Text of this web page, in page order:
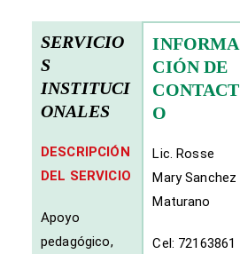
SERVICIO
S
INSTITUCI
ONALES
DESCRIPCIÓN
DEL SERVICIO
Apoyo
pedagógico,
INFORMA
CIÓN DE
CONTACT
O
Lic. Rosse
Mary Sanchez
Maturano
Cel: 72163861